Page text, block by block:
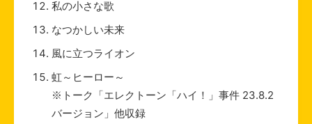
私の小さな歌
なつかしい未来
風に立つライオン
虹～ヒーロー～
※トーク「エレクトーン「ハイ！」事件 23.8.2
バージョン」他収録